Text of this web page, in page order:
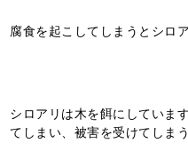
腐食を起こしてしまうとシロ
シロアリは木を餌にしていま
てしまい、被害を受けてしま